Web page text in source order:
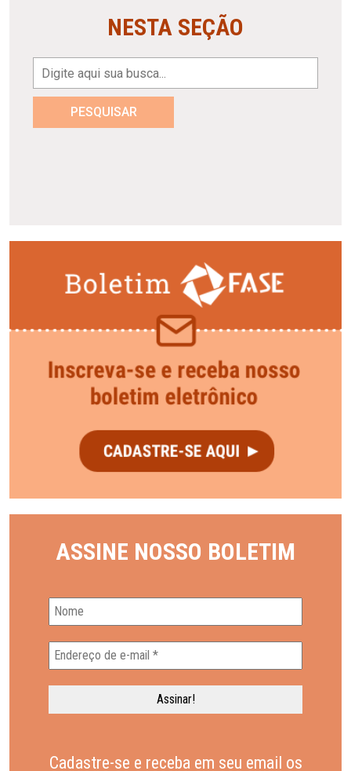
NESTA SEÇÃO
PESQUISAR
ASSINE NOSSO BOLETIM
Cadastre-se e receba em seu email os